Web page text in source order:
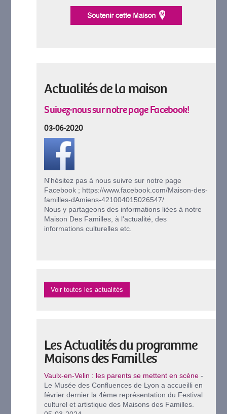
Actualités de la maison
Suivez-nous sur notre page Facebook!
03-06-2020
N'hésitez pas à nous suivre sur notre page
Facebook ; https://www.facebook.com/Maison-des-
familles-dAmiens-421004015026547/
Nous y partageons des informations liées à notre
Maison Des Familles, à l'actualité, des
informations culturelles etc.
Voir toutes les actualités
Les Actualités du programme
Maisons des Familles
Vaulx-en-Velin : les parents se mettent en scène -
Le Musée des Confluences de Lyon a accueilli en
février dernier la 4ème représentation du Festival
culturel et artistique des Maisons des Familles.